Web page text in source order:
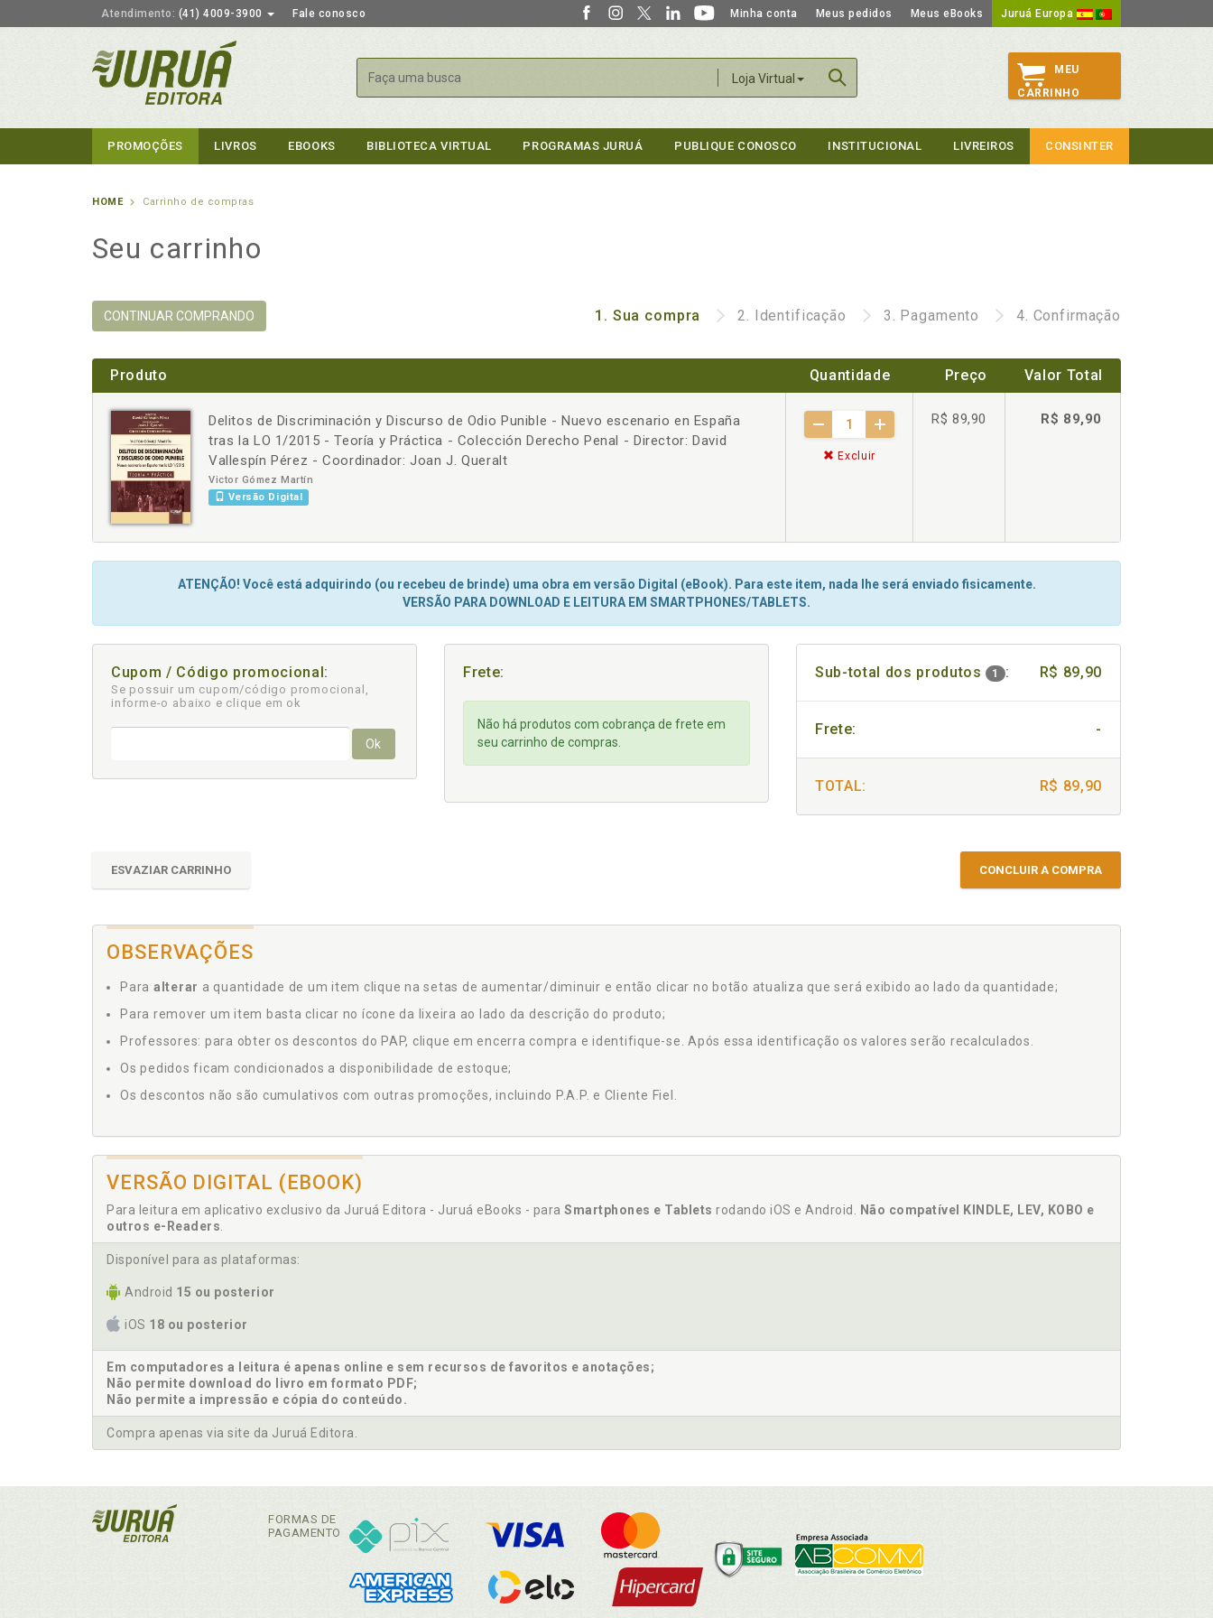
Atendimento: (41) 4009-3900 Fale conosco Minha conta Meus pedidos Meus eBooks Juruá Europa
Loja Virtual
Buscar
MEU
CARRINHO
PROMOÇÕES LIVROS EBOOKS BIBLIOTECA VIRTUAL PROGRAMAS JURUÁ PUBLIQUE CONOSCO INSTITUCIONAL LIVREIROS CONSINTER
HOME Carrinho de compras
Seu carrinho
CONTINUAR COMPRANDO 1. Sua compra 2. Identificação 3. Pagamento 4. Confirmação
Produto Quantidade Preço Valor Total
Delitos de Discriminación y Discurso de Odio Punible - Nuevo escenario en España
tras la LO 1/2015 - Teoría y Práctica - Colección Derecho Penal - Director: David
Vallespín Pérez - Coordinador: Joan J. Queralt
Victor Gómez Martín
Versão Digital
- +
Excluir
R$ 89,90 R$ 89,90
ATENÇÃO! Você está adquirindo (ou recebeu de brinde) uma obra em versão Digital (eBook). Para este item, nada lhe será enviado fisicamente.
VERSÃO PARA DOWNLOAD E LEITURA EM SMARTPHONES/TABLETS.
Cupom / Código promocional:
Se possuir um cupom/código promocional,
informe-o abaixo e clique em ok
Ok
Frete:
Não há produtos com cobrança de frete em
seu carrinho de compras.
Sub-total dos produtos 1 : R$ 89,90
Frete: -
TOTAL: R$ 89,90
ESVAZIAR CARRINHO CONCLUIR A COMPRA
OBSERVAÇÕES
Para alterar a quantidade de um item clique na setas de aumentar/diminuir e então clicar no botão atualiza que será exibido ao lado da quantidade;
Para remover um item basta clicar no ícone da lixeira ao lado da descrição do produto;
Professores: para obter os descontos do PAP, clique em encerra compra e identifique-se. Após essa identificação os valores serão recalculados.
Os pedidos ficam condicionados a disponibilidade de estoque;
Os descontos não são cumulativos com outras promoções, incluindo P.A.P. e Cliente Fiel.
VERSÃO DIGITAL (EBOOK)
Para leitura em aplicativo exclusivo da Juruá Editora - Juruá eBooks - para Smartphones e Tablets rodando iOS e Android.
Não compatível KINDLE, LEV, KOBO e
outros e-Readers
Disponível para as plataformas:
Android 15 ou posterior
iOS 18 ou posterior
Em computadores a leitura é apenas online e sem recursos de favoritos e anotações;
Não permite download do livro em formato PDF;
Não permite a impressão e cópia do conteúdo.
Compra apenas via site da Juruá Editora.
FORMAS DE
PAGAMENTO